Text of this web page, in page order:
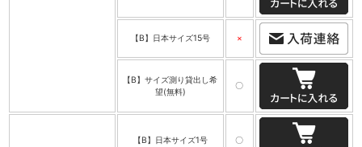
【B】日本サイズ15号 ×
【B】サイズ測り貸出し希
望(無料)
〇
【B】日本サイズ1号 〇